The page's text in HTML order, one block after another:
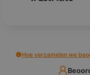
Hoe verzamelen we